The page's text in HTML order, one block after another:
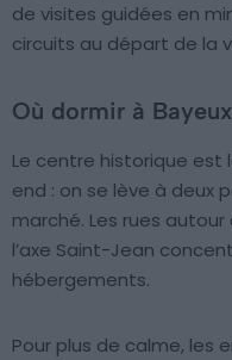
de visites guidées en
circuits au départ de la
Où dormir à
Le centre historique est
end : on se lève à deux
marché. Les rues
l’axe Saint-Jean
hébergements.
Pour plus de calme, les